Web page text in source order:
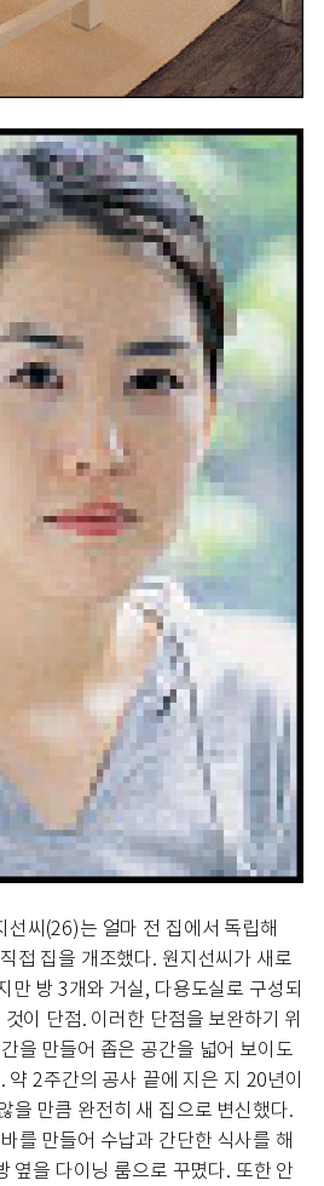
선씨(26)는 얼마 전 집에서 독립해
접 집을 개조했다. 원지선씨가 새로
만 방 3개와 거실, 다용도실로 구성되
이 단점. 이러한 단점을 보완하기 위
을 만들어 좁은 공간을 넓어 보이도
약 2주간의 공사 끝에 지은 지 20년이
을 만큼 완전히 새 집으로 변신했다.
를 만들어 수납과 간단한 식사를 해
옆을 다이닝 룸으로 꾸몄다. 또한 안